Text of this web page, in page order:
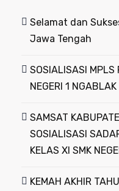
Selamat dan
Jawa Tengah
SOSIALISASI
NEGERI 1 NGABLAK
SAMSAT
SOSIALISASI
KELAS XI SMK
KEMAH AKHIR